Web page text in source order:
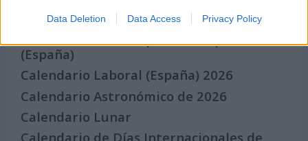
Data Deletion Data Access Privacy Policy
(España)
Calendario Laboral (España) 2026
Calendario Astronómico de 2026
Calendario Lunar
Calendario de Días Internacionales de